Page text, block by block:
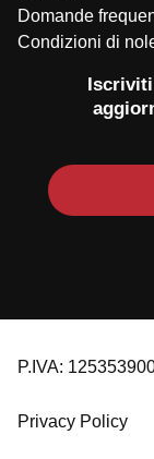
Domande
Condizioni di
P.IVA:
Privacy Policy